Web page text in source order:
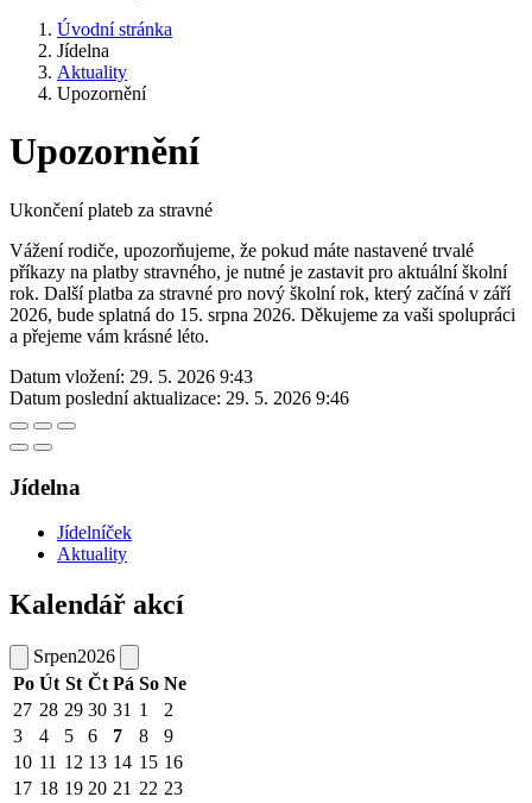
Úvodní stránka
Jídelna
Aktuality
Upozornění
Upozornění
Ukončení plateb za stravné
Vážení rodiče, upozorňujeme, že pokud máte nastavené trvalé
příkazy na platby stravného, je nutné je zastavit pro aktuální školní
rok. Další platba za stravné pro nový školní rok, který začíná v září
2026, bude splatná do 15. srpna 2026. Děkujeme za vaši spolupráci
a přejeme vám krásné léto.
Datum vložení: 29. 5. 2026 9:43
Datum poslední aktualizace: 29. 5. 2026 9:46
Jídelna
Jídelníček
Aktuality
Kalendář akcí
Srpen2026
Po Út St Čt Pá So Ne
27 28 29 30 31 1
2
3
4 5 6 7 8
9
10 11 12 13 14 15 16
17 18 19 20 21 22 23